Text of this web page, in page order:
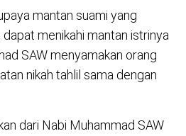
mantan suami yang
menikahi mantan istrinya
SAW menyamakan orang
nikah tahlil sama dengan
dari Nabi Muhammad SAW